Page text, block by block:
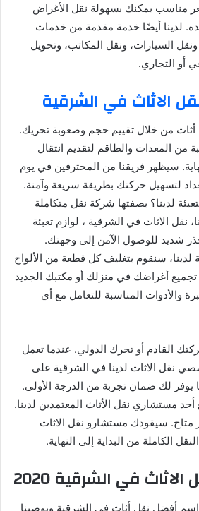
مناسب يمكنك بسهولة نقل الأغراض
لدينا أيضًا خدمة مقدمة من خدمات
ونقل السيارات، ونقل المكاتب، وتحويل
أو التجاري.
الاثاث في الشرقية
أثاث من خلال تقييم حجم وصعوبة تحريك.
من المعدات والطاقم لتقديم انتقال
سيظهر فريقنا من المحترفين في يوم
لتسهيل حركتك بطريقة سريعة وآمنة.
لدينا؟ بصفتها شركة نقل متكاملة
نقل الاثاث في الشرقية ، لوازم تعبئة
شديد للوصول الآمن إلى وجهتك.
لدينا، سنقوم بتغليف كل قطعة من الألواح
تجميع أغراضك في منزلك أو مكتبك الجديد
والأدوات المناسبة للتعامل مع أي
القادم أو تحرك الدولي. عندما تعمل
نقل الاثاث لدينا في الشرقية على
يوفر لك ضمان تجربة من الدرجة الأولى.
مستشاري نقل الأثاث المعتمدين لدينا.
سيقودك مستشارو نقل الاثاث
الكاملة من البداية إلى النهاية.
في الشرقية 2020
أفضل نقل أثاث في الشرقية ويوصينا